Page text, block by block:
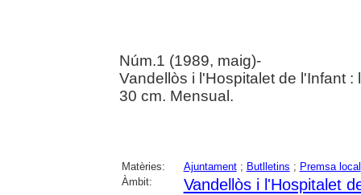
Núm.1 (1989, maig)-
Vandellòs i l'Hospitalet de l'Infant :
30 cm. Mensual.
Matèries: Ajuntament; Butlletins ; Premsa local
Àmbit:
Vandellòs i l'Hospitalet